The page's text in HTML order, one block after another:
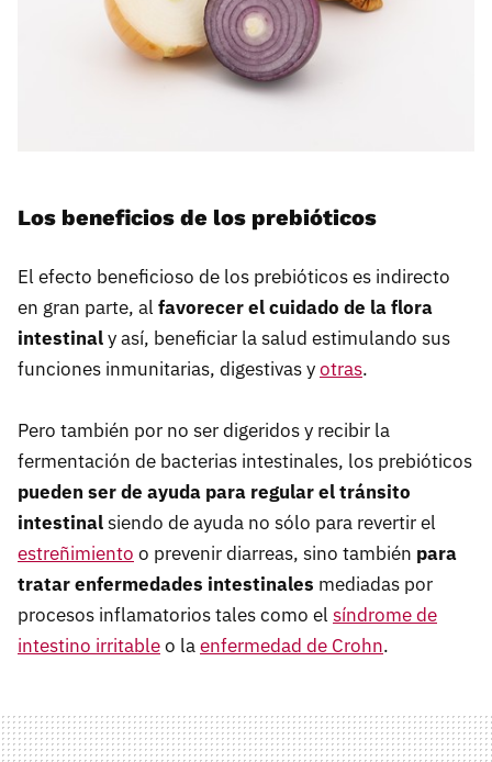
Los beneficios de los prebióticos
El efecto beneficioso de los prebióticos es indirecto
en gran parte, al favorecer el cuidado de la flora
intestinaly así, beneficiar la salud estimulando sus
funciones inmunitarias, digestivas yotras.
Pero también por no ser digeridos y recibir la
fermentación de bacterias intestinales, los prebióticos
pueden ser de ayuda para regular el tránsito
intestinalsiendo de ayuda no sólo para revertir el
estreñimiento o prevenir diarreas, sino también para
tratar enfermedades intestinales mediadas por
procesos inflamatorios tales como el síndrome de
intestino irritableo laenfermedad de Crohn.